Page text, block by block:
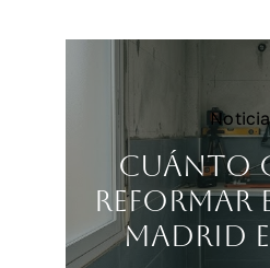
Cuánto
reformar
Madrid